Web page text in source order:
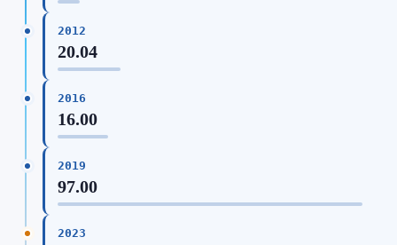
2012
20.04
2016
16.00
2019
97.00
2023